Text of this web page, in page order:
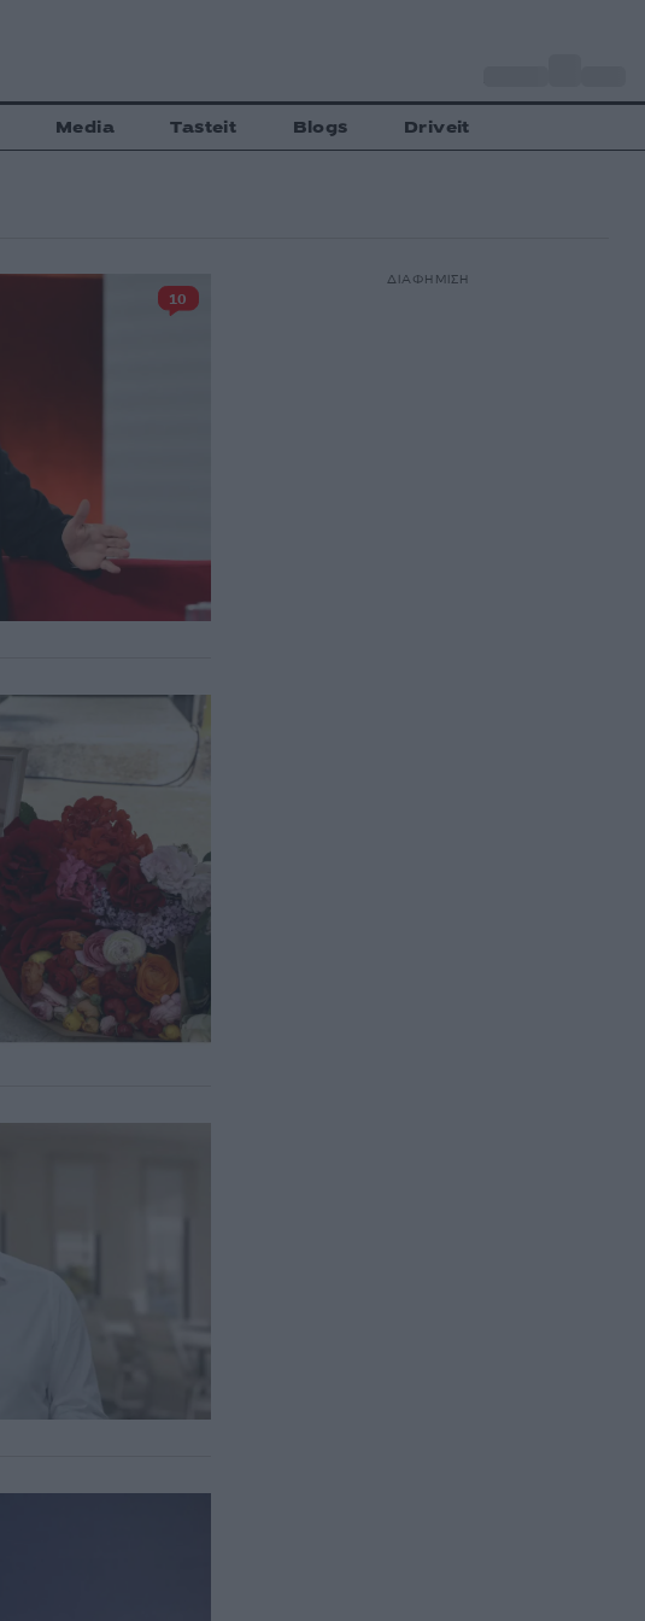
Media Tasteit Blogs Driveit
10
ΔΙΑΦΗΜΙΣΗ